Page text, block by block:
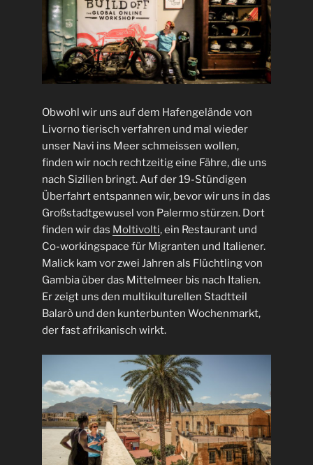
Obwohl wir uns auf dem Hafengelände von
Livorno tierisch verfahren und mal wieder
unser Navi ins Meer schmeissen wollen,
finden wir noch rechtzeitig eine Fähre, die uns
nach Sizilien bringt. Auf der 19-Stündigen
Überfahrt entspannen wir, bevor wir uns in das
Großstadtgewusel von Palermo stürzen. Dort
finden wir das Moltivolti, ein Restaurant und
Co-workingspace für Migranten und Italiener.
Malick kam vor zwei Jahren als Flüchtling von
Gambia über das Mittelmeer bis nach Italien.
Er zeigt uns den multikulturellen Stadtteil
Balarò und den kunterbunten Wochenmarkt,
der fast afrikanisch wirkt.